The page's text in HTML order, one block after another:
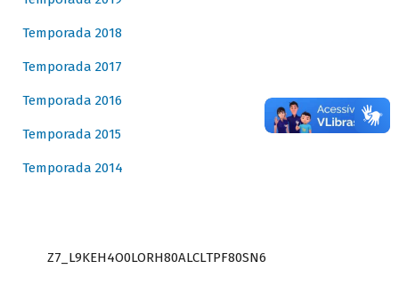
Temporada 2018
Temporada 2017
Temporada 2016
Temporada 2015
Temporada 2014
Z7_L9KEH4O0LORH80ALCLTPF80SN6